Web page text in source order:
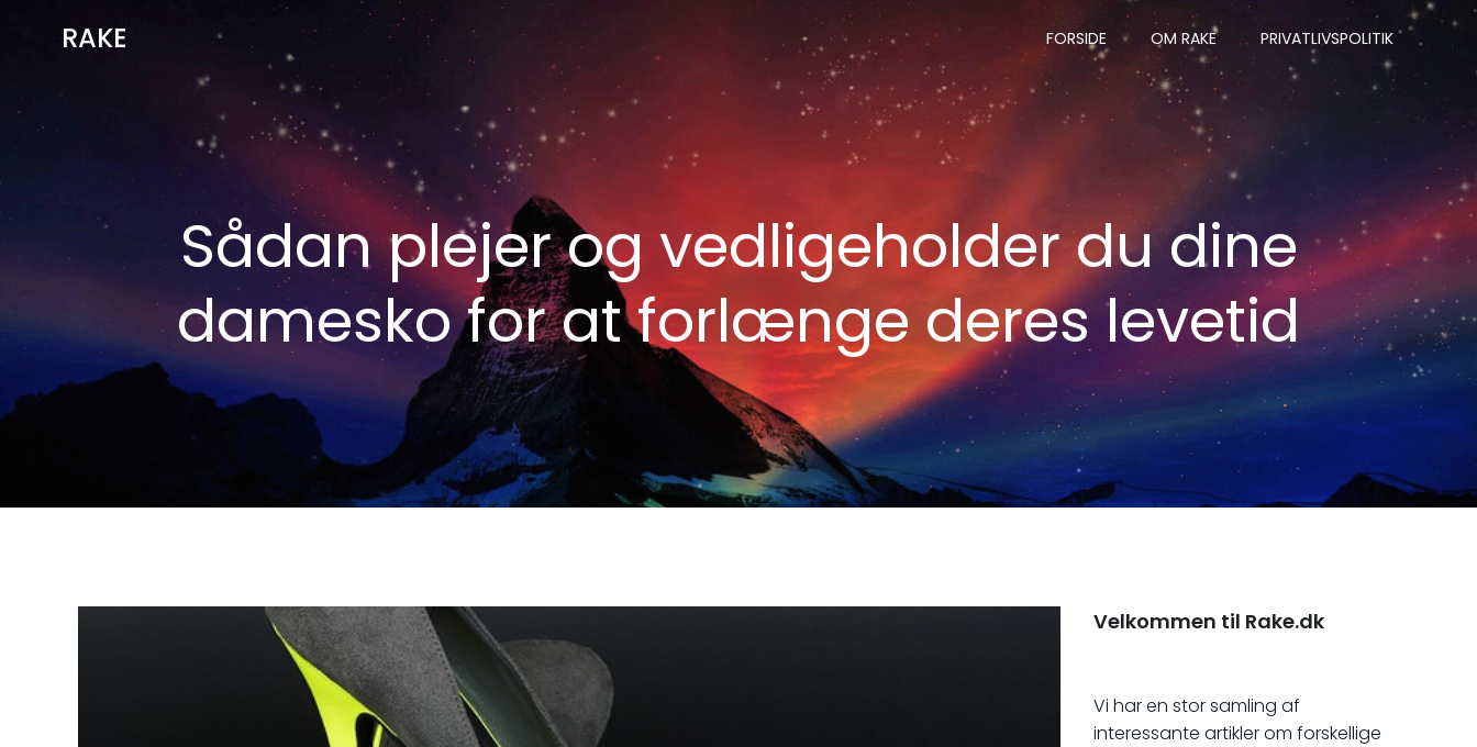
RAKE FORSIDE OM RAKE PRIVATLIVSPOLITIK
Sådan plejer og vedligeholder du dine
damesko for at forlænge deres levetid
Velkommen til Rake.dk
Vi har en stor samling af
interessante artikler om forskellige